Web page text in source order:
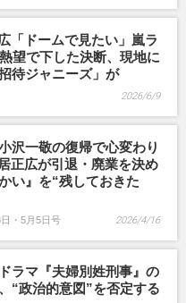
「ドームで見たい」嵐ラ
望で下した決断、現地に
待ジャニーズ」が
2026/6/9
沢一敬の復帰で心変わり
正広が引退・廃業を決め
い』を“残しておきた
・5月5日号 2026/4/16
ラマ『夫婦別姓刑事』の
“政治的意図”を否定する